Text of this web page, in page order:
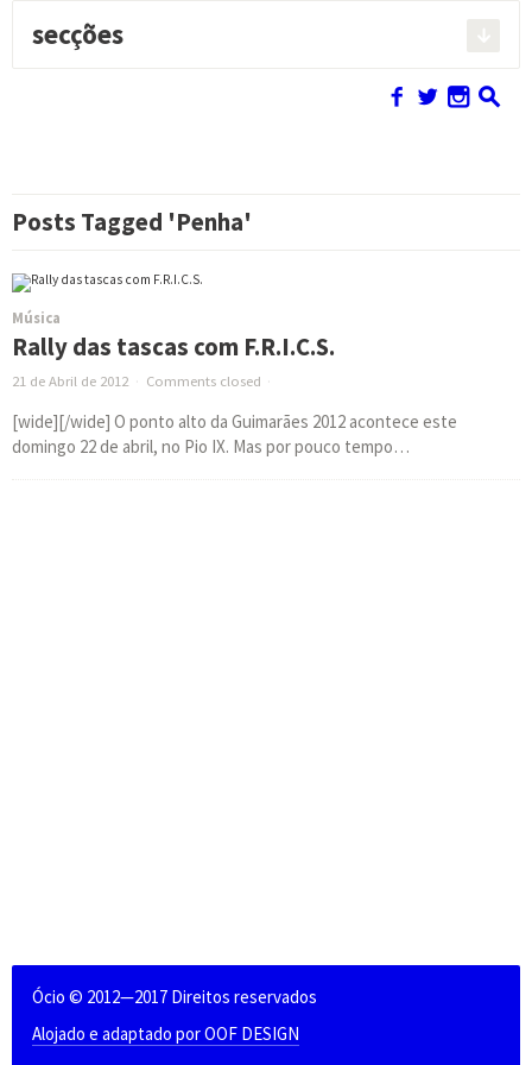
secções
f w n s
Posts Tagged 'Penha'
Música
Rally das tascas com F.R.I.C.S.
21 de Abril de 2012 · Comments closed ·
[wide][/wide] O ponto alto da Guimarães 2012 acontece este
domingo 22 de abril, no Pio IX. Mas por pouco tempo…
Ócio © 2012—2017 Direitos reservados
Alojado e adaptado por OOF DESIGN